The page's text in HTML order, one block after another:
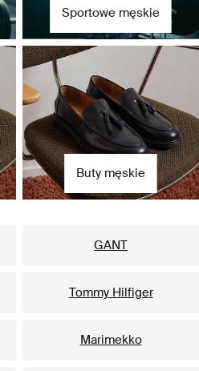
Sportowe męskie
Buty męskie
GANT
Tommy Hilfiger
Marimekko